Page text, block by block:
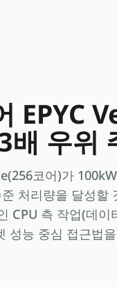
EPYC
배 우위
코어)가
처리량을 달성할
CPU 측 작업(데이
성능 중심 접근법